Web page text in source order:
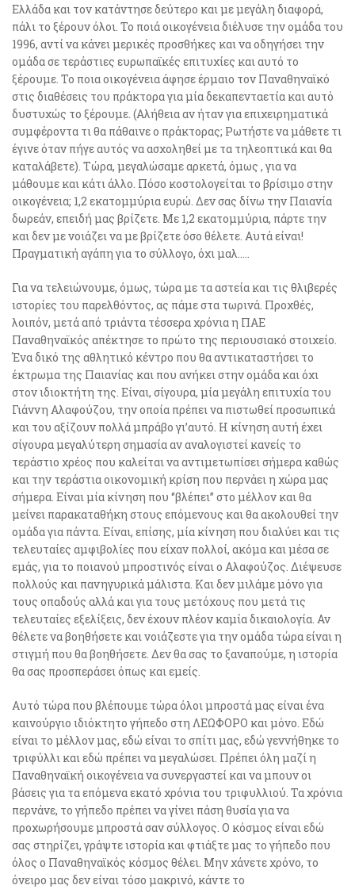
Ελλάδα και τον κατάντησε δεύτερο και με μεγάλη διαφορά,
πάλι το ξέρουν όλοι. Το ποιά οικογένεια διέλυσε την ομάδα του
1996, αντί να κάνει μερικές προσθήκες και να οδηγήσει την
ομάδα σε τεράστιες ευρωπαϊκές επιτυχίες και αυτό το
ξέρουμε. Το ποια οικογένεια άφησε έρμαιο τον Παναθηναϊκό
στις διαθέσεις του πράκτορα για μία δεκαπενταετία και αυτό
δυστυχώς το ξέρουμε. (Αλήθεια αν ήταν για επιχειρηματικά
συμφέροντα τι θα πάθαινε ο πράκτορας; Ρωτήστε να μάθετε τι
έγινε όταν πήγε αυτός να ασχοληθεί με τα τηλεοπτικά και θα
καταλάβετε). Τώρα, μεγαλώσαμε αρκετά, όμως , για να
μάθουμε και κάτι άλλο. Πόσο κοστολογείται το βρίσιμο στην
οικογένεια; 1,2 εκατομμύρια ευρώ. Δεν σας δίνω την Παιανία
δωρεάν, επειδή μας βρίζετε. Με 1,2 εκατομμύρια, πάρτε την
και δεν με νοιάζει να με βρίζετε όσο θέλετε. Αυτά είναι!
Πραγματική αγάπη για το σύλλογο, όχι μαλ…..
Για να τελειώνουμε, όμως, τώρα με τα αστεία και τις θλιβερές
ιστορίες του παρελθόντος, ας πάμε στα τωρινά. Προχθές,
λοιπόν, μετά από τριάντα τέσσερα χρόνια η ΠΑΕ
Παναθηναϊκός απέκτησε το πρώτο της περιουσιακό στοιχείο.
Ένα δικό της αθλητικό κέντρο που θα αντικαταστήσει το
έκτρωμα της Παιανίας και που ανήκει στην ομάδα και όχι
στον ιδιοκτήτη της. Είναι, σίγουρα, μία μεγάλη επιτυχία του
Γιάννη Αλαφούζου, την οποία πρέπει να πιστωθεί προσωπικά
και του αξίζουν πολλά μπράβο γι’αυτό. Η κίνηση αυτή έχει
σίγουρα μεγαλύτερη σημασία αν αναλογιστεί κανείς το
τεράστιο χρέος που καλείται να αντιμετωπίσει σήμερα καθώς
και την τεράστια οικονομική κρίση που περνάει η χώρα μας
σήμερα. Είναι μία κίνηση που ‘’βλέπει’’ στο μέλλον και θα
μείνει παρακαταθήκη στους επόμενους και θα ακολουθεί την
ομάδα για πάντα. Είναι, επίσης, μία κίνηση που διαλύει και τις
τελευταίες αμφιβολίες που είχαν πολλοί, ακόμα και μέσα σε
εμάς, για το ποιανού μπροστινός είναι ο Αλαφούζος. Διέψευσε
πολλούς και πανηγυρικά μάλιστα. Και δεν μιλάμε μόνο για
τους οπαδούς αλλά και για τους μετόχους που μετά τις
τελευταίες εξελίξεις, δεν έχουν πλέον καμία δικαιολογία. Αν
θέλετε να βοηθήσετε και νοιάζεστε για την ομάδα τώρα είναι η
στιγμή που θα βοηθήσετε. Δεν θα σας το ξαναπούμε, η ιστορία
θα σας προσπεράσει όπως και εμείς.
Αυτό τώρα που βλέπουμε τώρα όλοι μπροστά μας είναι ένα
καινούργιο ιδιόκτητο γήπεδο στη ΛΕΩΦΟΡΟ και μόνο. Εδώ
είναι το μέλλον μας, εδώ είναι το σπίτι μας, εδώ γεννήθηκε το
τριφύλλι και εδώ πρέπει να μεγαλώσει. Πρέπει όλη μαζί η
Παναθηναϊκή οικογένεια να συνεργαστεί και να μπουν οι
βάσεις για τα επόμενα εκατό χρόνια του τριφυλλιού. Τα χρόνια
περνάνε, το γήπεδο πρέπει να γίνει πάση θυσία για να
προχωρήσουμε μπροστά σαν σύλλογος. Ο κόσμος είναι εδώ
σας στηρίζει, γράψτε ιστορία και φτιάξτε μας το γήπεδο που
όλος ο Παναθηναϊκός κόσμος θέλει. Μην χάνετε χρόνο, το
όνειρο μας δεν είναι τόσο μακρινό, κάντε το